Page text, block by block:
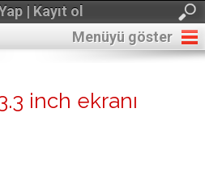
| Kayıt ol
Menüyü göster
inch ekranı